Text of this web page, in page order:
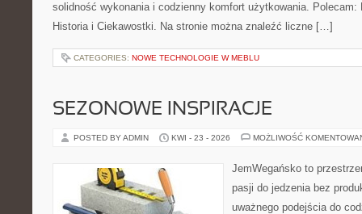
solidność wykonania i codzienny komfort użytkowania. Polecam:
Historia i Ciekawostki. Na stronie można znaleźć liczne […]
CATEGORIES: NOWE TECHNOLOGIE W MEBLU
SEZONOWE INSPIRACJE
POSTED BY ADMIN KWI - 23 - 2026 MOŻLIWOŚĆ
JemWegańsko to
pasji do jedzenia bez
uważnego podejścia do